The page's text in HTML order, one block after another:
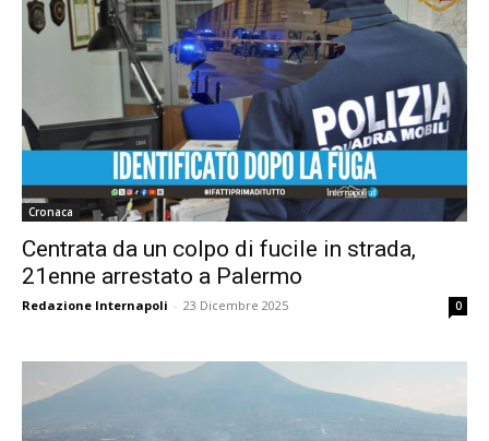
Cronaca
Centrata da un colpo di fucile in strada,
21enne arrestato a Palermo
Redazione Internapoli - 23 Dicembre 2025 0